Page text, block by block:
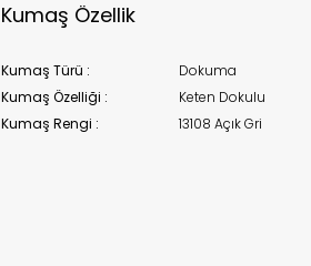
Kumaş Özellik
Kumaş Türü :
Dokuma
Kumaş Özelliği :
Keten Dokulu
Kumaş Rengi :
13108 Açık Gri